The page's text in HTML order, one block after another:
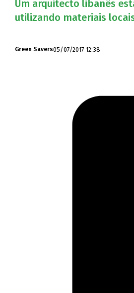
Um arquitecto libanês
utilizando materiais
Green Savers05/07/2017 12:38